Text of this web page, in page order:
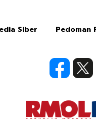
Siber Pedoman